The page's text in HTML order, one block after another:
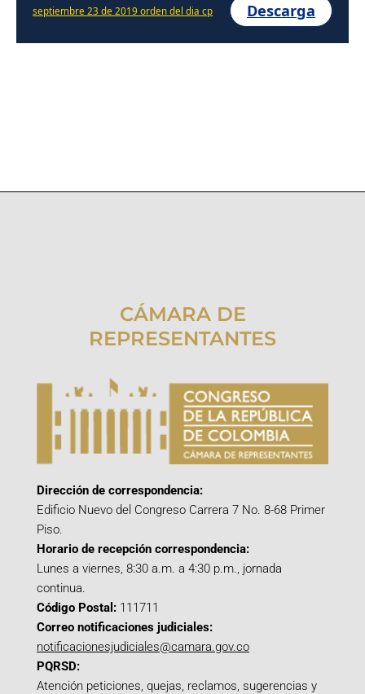
septiembre 23 de 2019 orden del dia cp Descarga
CÁMARA DE
REPRESENTANTES
Dirección de correspondencia:
Edificio Nuevo del Congreso Carrera 7 No. 8-68 Primer
Piso.
Horario de recepción correspondencia:
Lunes a viernes, 8:30 a.m. a 4:30 p.m., jornada
continua.
Código Postal: 111711
Correo notificaciones judiciales:
notificacionesjudiciales@camara.gov.co
PQRSD:
Atención peticiones, quejas, reclamos, sugerencias y